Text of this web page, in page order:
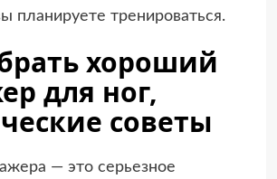
планируете тренироваться.
хороший
для ног,
советы
— это серьезное